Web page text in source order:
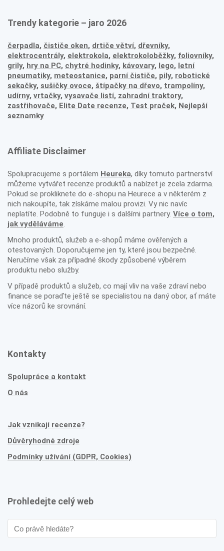
Trendy kategorie – jaro 2026
čerpadla, čističe oken, drtiče větví, dřevníky,
elektrocentrály, elektrokola, elektrokoloběžky, foliovníky,
grily, hry na PC, chytré hodinky, kávovary, lego, letní
pneumatiky, meteostanice, parní čističe, pily, robotické
sekačky, sušičky ovoce, štípačky na dřevo, trampolíny,
udírny, vrtačky, vysavače listí, zahradní traktory,
zastřihovače, Elite Date recenze, Test praček, Nejlepší
seznamky
Affiliate Disclaimer
Spolupracujeme s portálem Heureka, díky tomuto partnerství
můžeme vytvářet recenze produktů a nabízet je zcela zdarma.
Pokud se prokliknete do e-shopu na Heurece a v některém z
nich nakoupíte, tak získáme malou provizi. Vy nic navíc
neplatíte. Podobně to funguje i s dalšími partnery. Více o tom,
jak vyděláváme.
Mnoho produktů, služeb a e-shopů máme ověřených a
otestovaných. Doporučujeme jen ty, které jsou bezpečné.
Neručíme však za případné škody způsobené výběrem
produktu nebo služby.
V případě produktů a služeb, co mají vliv na vaše zdraví nebo
finance se poraďte ještě se specialistou na daný obor, ať máte
více názorů ke srovnání.
Kontakty
Spolupráce a kontakt
O nás
Jak vznikají recenze?
Důvěryhodné zdroje
Podmínky užívání (GDPR, Cookies)
Prohledejte celý web